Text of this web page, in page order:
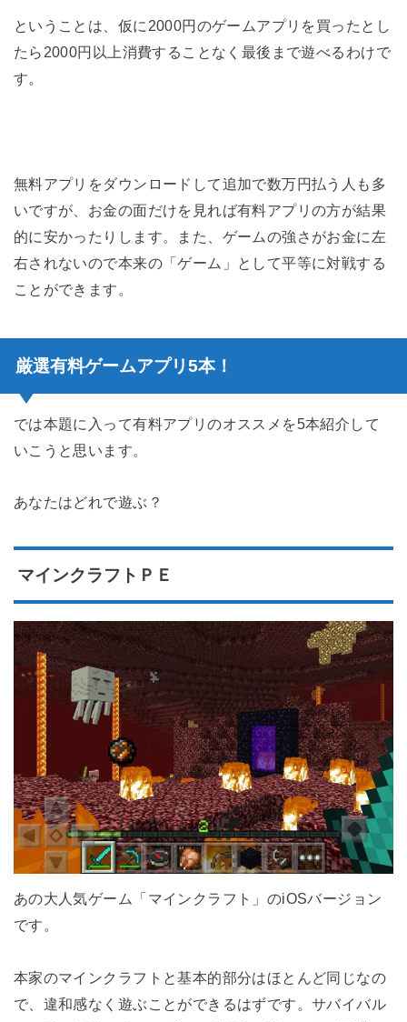
ということは、仮に2000円のゲームアプリを買ったとし
たら2000円以上消費することなく最後まで遊べるわけで
す。
無料アプリをダウンロードして追加で数万円払う人も多
いですが、お金の面だけを見れば有料アプリの方が結果
的に安かったりします。また、ゲームの強さがお金に左
右されないので本来の「ゲーム」として平等に対戦する
ことができます。
厳選有料ゲームアプリ5本！
では本題に入って有料アプリのオススメを5本紹介して
いこうと思います。
あなたはどれで遊ぶ？
マインクラフトＰＥ
あの大人気ゲーム「マインクラフト」のiOSバージョン
です。
本家のマインクラフトと基本的部分はほとんど同じなの
で、違和感なく遊ぶことができるはずです。サバイバル